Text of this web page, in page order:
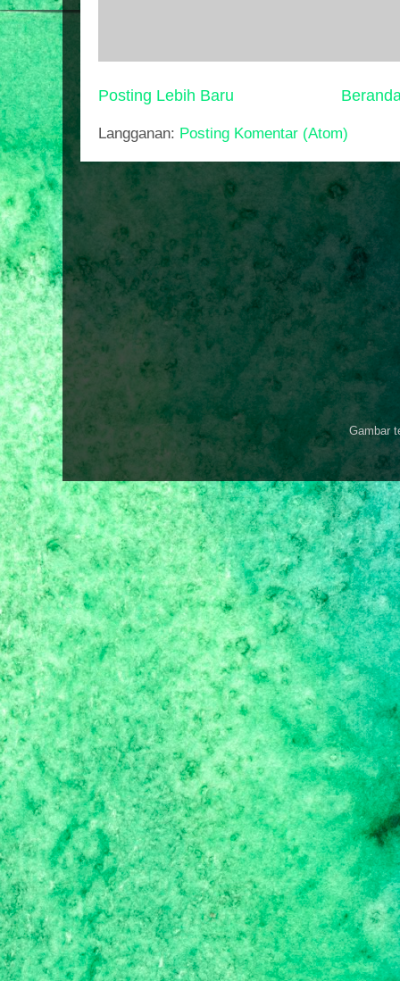
Posting Lebih Baru
Langganan: Posting Komentar (Atom)
Gambar